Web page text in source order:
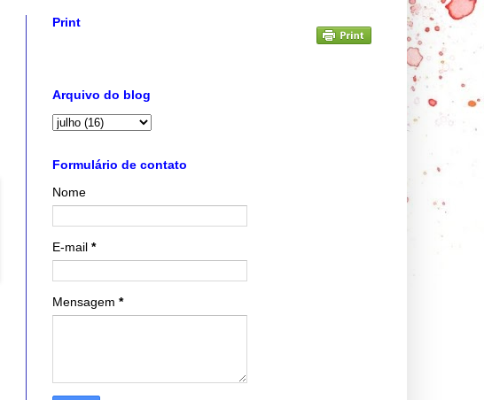
Print
Arquivo do blog
Formulário de contato
Nome
E-mail *
Mensagem *